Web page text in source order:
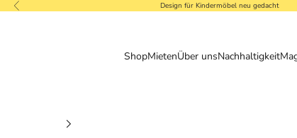
Zurück Design für Kindermöbel neu gedacht
ShopMietenÜber unsNachhaltigkeit